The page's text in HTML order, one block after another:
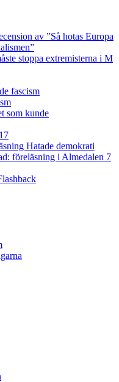
av ”Så hotas Europa
stoppa extremisterna i M
fascism
som kunde
Hatade demokrati
föreläsning i Almedalen 7